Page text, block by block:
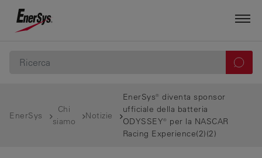
EnerSys
Chi
siamo
Notizie
EnerSys® diventa sponsor
ufficiale della batteria
ODYSSEY® per la NASCAR
Racing Experience(2)(2)